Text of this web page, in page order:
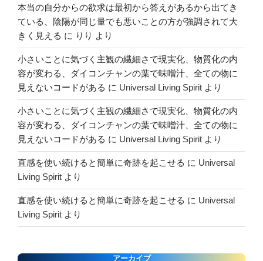
本当の自分からの欲求は最初から答えがあるから出てき
ている、陰陽が同じ量でも悪いことの方が強調されて大
きく見える に りり より
小さいことに気づく主観の繊細さで現実化、物質化の内
容が変わる、ダイコンチャンの葉で味噌汁、全ての物に
見えないコードがある に Universal Living Spirit より
小さいことに気づく主観の繊細さで現実化、物質化の内
容が変わる、ダイコンチャンの葉で味噌汁、全ての物に
見えないコードがある に Universal Living Spirit より
直感を使い続けると簡単に奇跡を起こせる に Universal
Living Spirit より
直感を使い続けると簡単に奇跡を起こせる に Universal
Living Spirit より
アーカイブ